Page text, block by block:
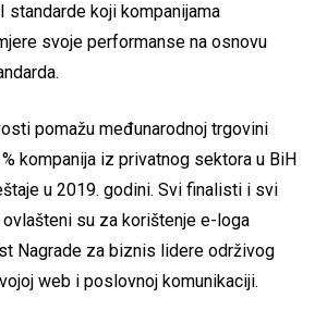
standarde koji kompanijama
svoje performanse na osnovu
pomažu međunarodnoj trgovini
kompanija iz privatnog sektora u BiH
u 2019. godini. Svi finalisti i svi
su za korištenje e-loga
Nagrade za biznis lidere održivog
web i poslovnoj komunikaciji.